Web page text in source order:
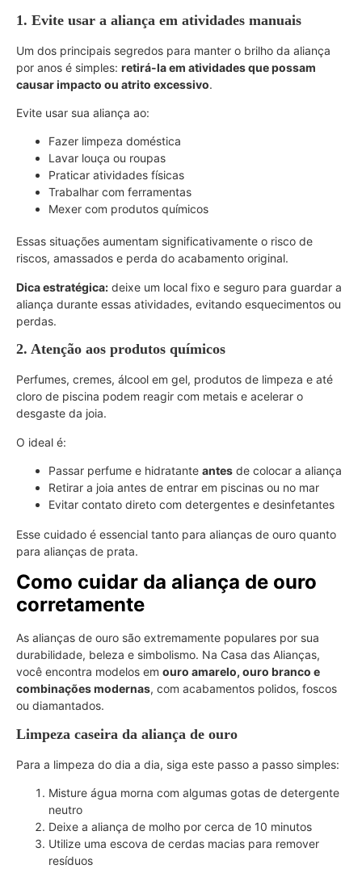
1. Evite usar a aliança em atividades manuais
Um dos principais segredos para manter o brilho da aliança
por anos é simples: retirá-la em atividades que possam
causar impacto ou atrito excessivo.
Evite usar sua aliança ao:
Fazer limpeza doméstica
Lavar louça ou roupas
Praticar atividades físicas
Trabalhar com ferramentas
Mexer com produtos químicos
Essas situações aumentam significativamente o risco de
riscos, amassados e perda do acabamento original.
Dica estratégica: deixe um local fixo e seguro para guardar a
aliança durante essas atividades, evitando esquecimentos ou
perdas.
2. Atenção aos produtos químicos
Perfumes, cremes, álcool em gel, produtos de limpeza e até
cloro de piscina podem reagir com metais e acelerar o
desgaste da joia.
O ideal é:
Passar perfume e hidratante antes de colocar a aliança
Retirar a joia antes de entrar em piscinas ou no mar
Evitar contato direto com detergentes e desinfetantes
Esse cuidado é essencial tanto para alianças de ouro quanto
para alianças de prata.
Como cuidar da aliança de ouro
corretamente
As alianças de ouro são extremamente populares por sua
durabilidade, beleza e simbolismo. Na Casa das Alianças,
você encontra modelos em ouro amarelo, ouro branco e
combinações modernas, com acabamentos polidos, foscos
ou diamantados.
Limpeza caseira da aliança de ouro
Para a limpeza do dia a dia, siga este passo a passo simples:
Misture água morna com algumas gotas de detergente
neutro
Deixe a aliança de molho por cerca de 10 minutos
Utilize uma escova de cerdas macias para remover
resíduos